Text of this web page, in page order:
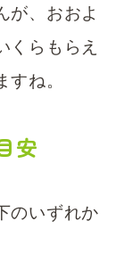
が、おおよ
くらもらえ
ね。
安
のいずれか